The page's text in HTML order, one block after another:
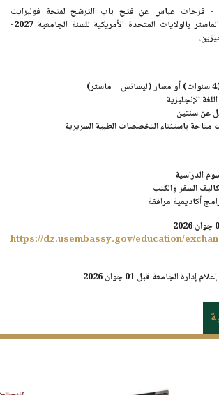
فولبرايت
لدراسة الماستر بالولايات المتحدة الأمريكية للسنة الجامعية 2027-
الإنجليزية
عن سنتين
باستثناء التخصصات الطبية السريرية
الدراسية
السفر والكتب
أكاديمية مرافقة
https://dz.usembassy.gov/education/
إدارة الجامعة قبل